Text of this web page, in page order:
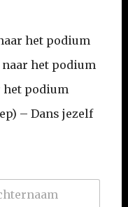
het podium
het podium
het podium
– Dans jezelf